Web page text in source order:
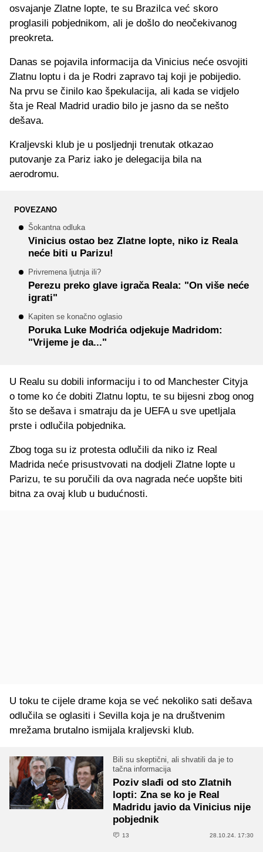
osvajanje Zlatne lopte, te su Brazilca već skoro
proglasili pobjednikom, ali je došlo do neočekivanog
preokreta.
Danas se pojavila informacija da Vinicius neće osvojiti
Zlatnu loptu i da je Rodri zapravo taj koji je pobijedio.
Na prvu se činilo kao špekulacija, ali kada se vidjelo
šta je Real Madrid uradio bilo je jasno da se nešto
dešava.
Kraljevski klub je u posljednji trenutak otkazao
putovanje za Pariz iako je delegacija bila na
aerodromu.
POVEZANO
Šokantna odluka
Vinicius ostao bez Zlatne lopte, niko iz Reala
neće biti u Parizu!
Privremena ljutnja ili?
Perezu preko glave igrača Reala: "On više neće
igrati"
Kapiten se konačno oglasio
Poruka Luke Modrića odjekuje Madridom:
"Vrijeme je da..."
U Realu su dobili informaciju i to od Manchester Cityja
o tome ko će dobiti Zlatnu loptu, te su bijesni zbog onog
što se dešava i smatraju da je UEFA u sve upetljala
prste i odlučila pobjednika.
Zbog toga su iz protesta odlučili da niko iz Real
Madrida neće prisustvovati na dodjeli Zlatne lopte u
Parizu, te su poručili da ova nagrada neće uopšte biti
bitna za ovaj klub u budućnosti.
U toku te cijele drame koja se već nekoliko sati dešava
odlučila se oglasiti i Sevilla koja je na društvenim
mrežama brutalno ismijala kraljevski klub.
Bili su skeptični, ali shvatili da je to
tačna informacija
Poziv slađi od sto Zlatnih
lopti: Zna se ko je Real
Madridu javio da Vinicius nije
pobjednik
13 28.10.24. 17:30